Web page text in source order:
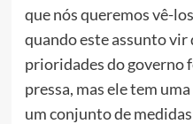
que nós queremos vê-
quando este assunto vir
prioridades do governo
pressa, mas ele tem
um conjunto de